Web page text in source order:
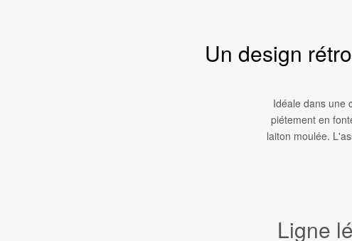
Un design
Idéale dans une
piétement en
laiton moulée.
Ligne